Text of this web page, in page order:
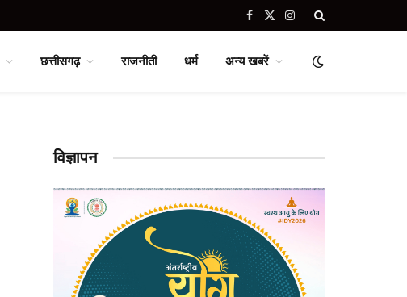
Facebook
X
Instagram
छत्तीसगढ़ राजनीती धर्म अन्य खबरें
विज्ञापन